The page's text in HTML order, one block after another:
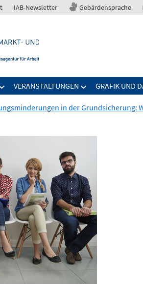
IAB-Newsletter Gebärdensprache
VERANSTALTUNGEN GRAFIK UND
in der Grundsicherung: